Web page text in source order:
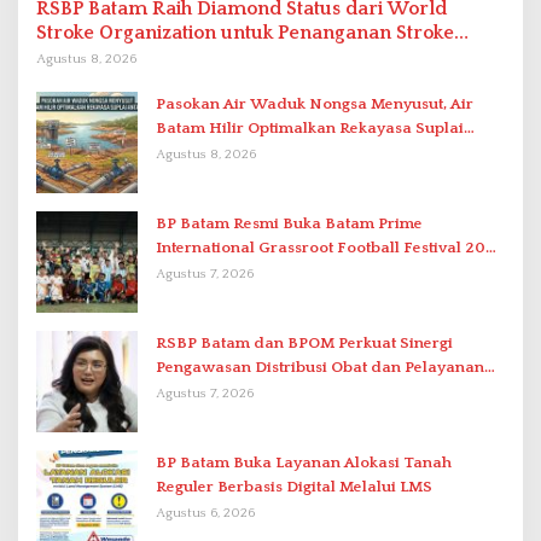
RSBP Batam Raih Diamond Status dari World
Stroke Organization untuk Penanganan Stroke
Berstandar Internasional
Agustus 8, 2026
Pasokan Air Waduk Nongsa Menyusut, Air
Batam Hilir Optimalkan Rekayasa Suplai
Antar-IPAM
Agustus 8, 2026
BP Batam Resmi Buka Batam Prime
International Grassroot Football Festival 2026
di Stadion Temenggung Abdul Jamal
Agustus 7, 2026
RSBP Batam dan BPOM Perkuat Sinergi
Pengawasan Distribusi Obat dan Pelayanan
Kefarmasian
Agustus 7, 2026
BP Batam Buka Layanan Alokasi Tanah
Reguler Berbasis Digital Melalui LMS
Agustus 6, 2026